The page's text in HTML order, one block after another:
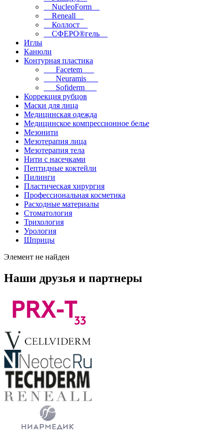
__NucleoForm__
__Reneall__
__Коллост__
__СФЕРО®гель__
Иглы
Канюли
Контурная пластика
___Facetem___
___Neuramis___
___Sofiderm___
Коррекция рубцов
Маски для лица
Медицинская одежда
Медицинское компрессионное белье
Мезонити
Мезотерапия лица
Мезотерапия тела
Нити с насечками
Пептидные коктейли
Пилинги
Пластическая хирургия
Профессиональная косметика
Расходные материалы
Стоматология
Трихология
Урология
Шприцы
Элемент не найден
Наши друзья и партнеры